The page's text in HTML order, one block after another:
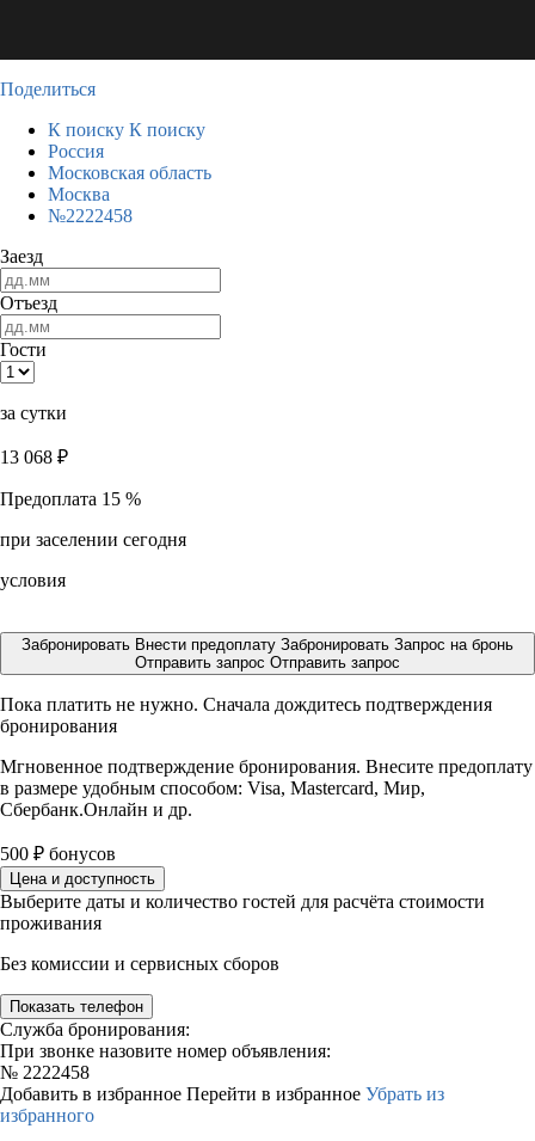
Поделиться
К поиску К поиску
Россия
Московская область
Москва
№2222458
Заезд
Отъезд
Гости
за сутки
13 068 ₽
Предоплата 15 %
при заселении сегодня
условия
Забронировать Внести предоплату Забронировать Запрос на бронь
Отправить запрос Отправить запрос
Пока платить не нужно. Сначала дождитесь подтверждения
бронирования
Мгновенное подтверждение бронирования. Внесите предоплату
в размере удобным способом: Visa, Mastercard, Мир,
Сбербанк.Онлайн и др.
500 ₽ бонусов
Цена и доступность
Выберите даты и количество гостей для расчёта стоимости
проживания
Без комиссии и сервисных сборов
Показать телефон
Служба бронирования:
При звонке назовите номер объявления:
№ 2222458
Добавить в избранное Перейти в избранное Убрать из
избранного